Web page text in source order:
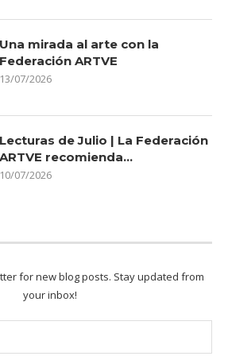
Una mirada al arte con la
Federación ARTVE
13/07/2026
Lecturas de Julio | La Federación
ARTVE recomienda…
10/07/2026
for new blog posts. Stay updated from
your inbox!